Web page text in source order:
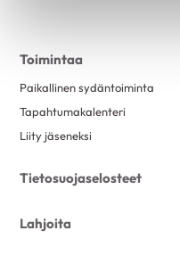
Toimintaa
Paikallinen sydäntoiminta
Tapahtumakalenteri
Liity jäseneksi
Tietosuojaselosteet
Lahjoita